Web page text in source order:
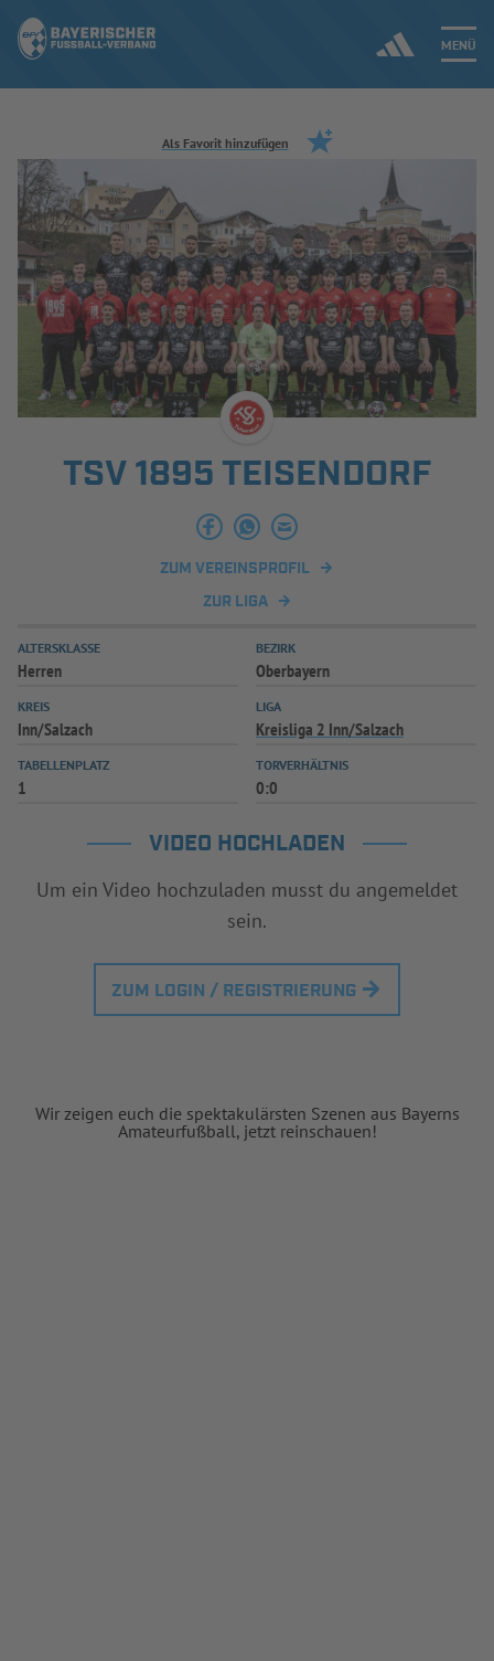
MENÜ
Jetzt einloggen
ERGEBNISSE & WETTBEWERBE
NEUIGKEITEN
SPIELBETRIEB & VERBANDSLEBEN
AUSBILDUNG & FÖRDERUNG
INFOTHEK SPIELPLUS
Als Favorit hinzufügen
TSV 1895 TEISENDORF
ZUM VEREINSPROFIL
ZUR LIGA
ALTERSKLASSE
Herren
BEZIRK
Oberbayern
KREIS
Inn/Salzach
LIGA
Kreisliga 2 Inn/Salzach
TABELLENPLATZ
1
TORVERHÄLTNIS
0:0
VIDEO HOCHLADEN
Um ein Video hochzuladen musst du angemeldet
sein.
ZUM LOGIN / REGISTRIERUNG
Wir zeigen euch die spektakulärsten Szenen aus Bayerns
Amateurfußball, jetzt reinschauen!